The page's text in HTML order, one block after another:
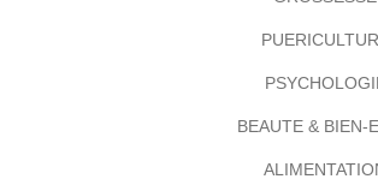
BEAUTE & BIEN-